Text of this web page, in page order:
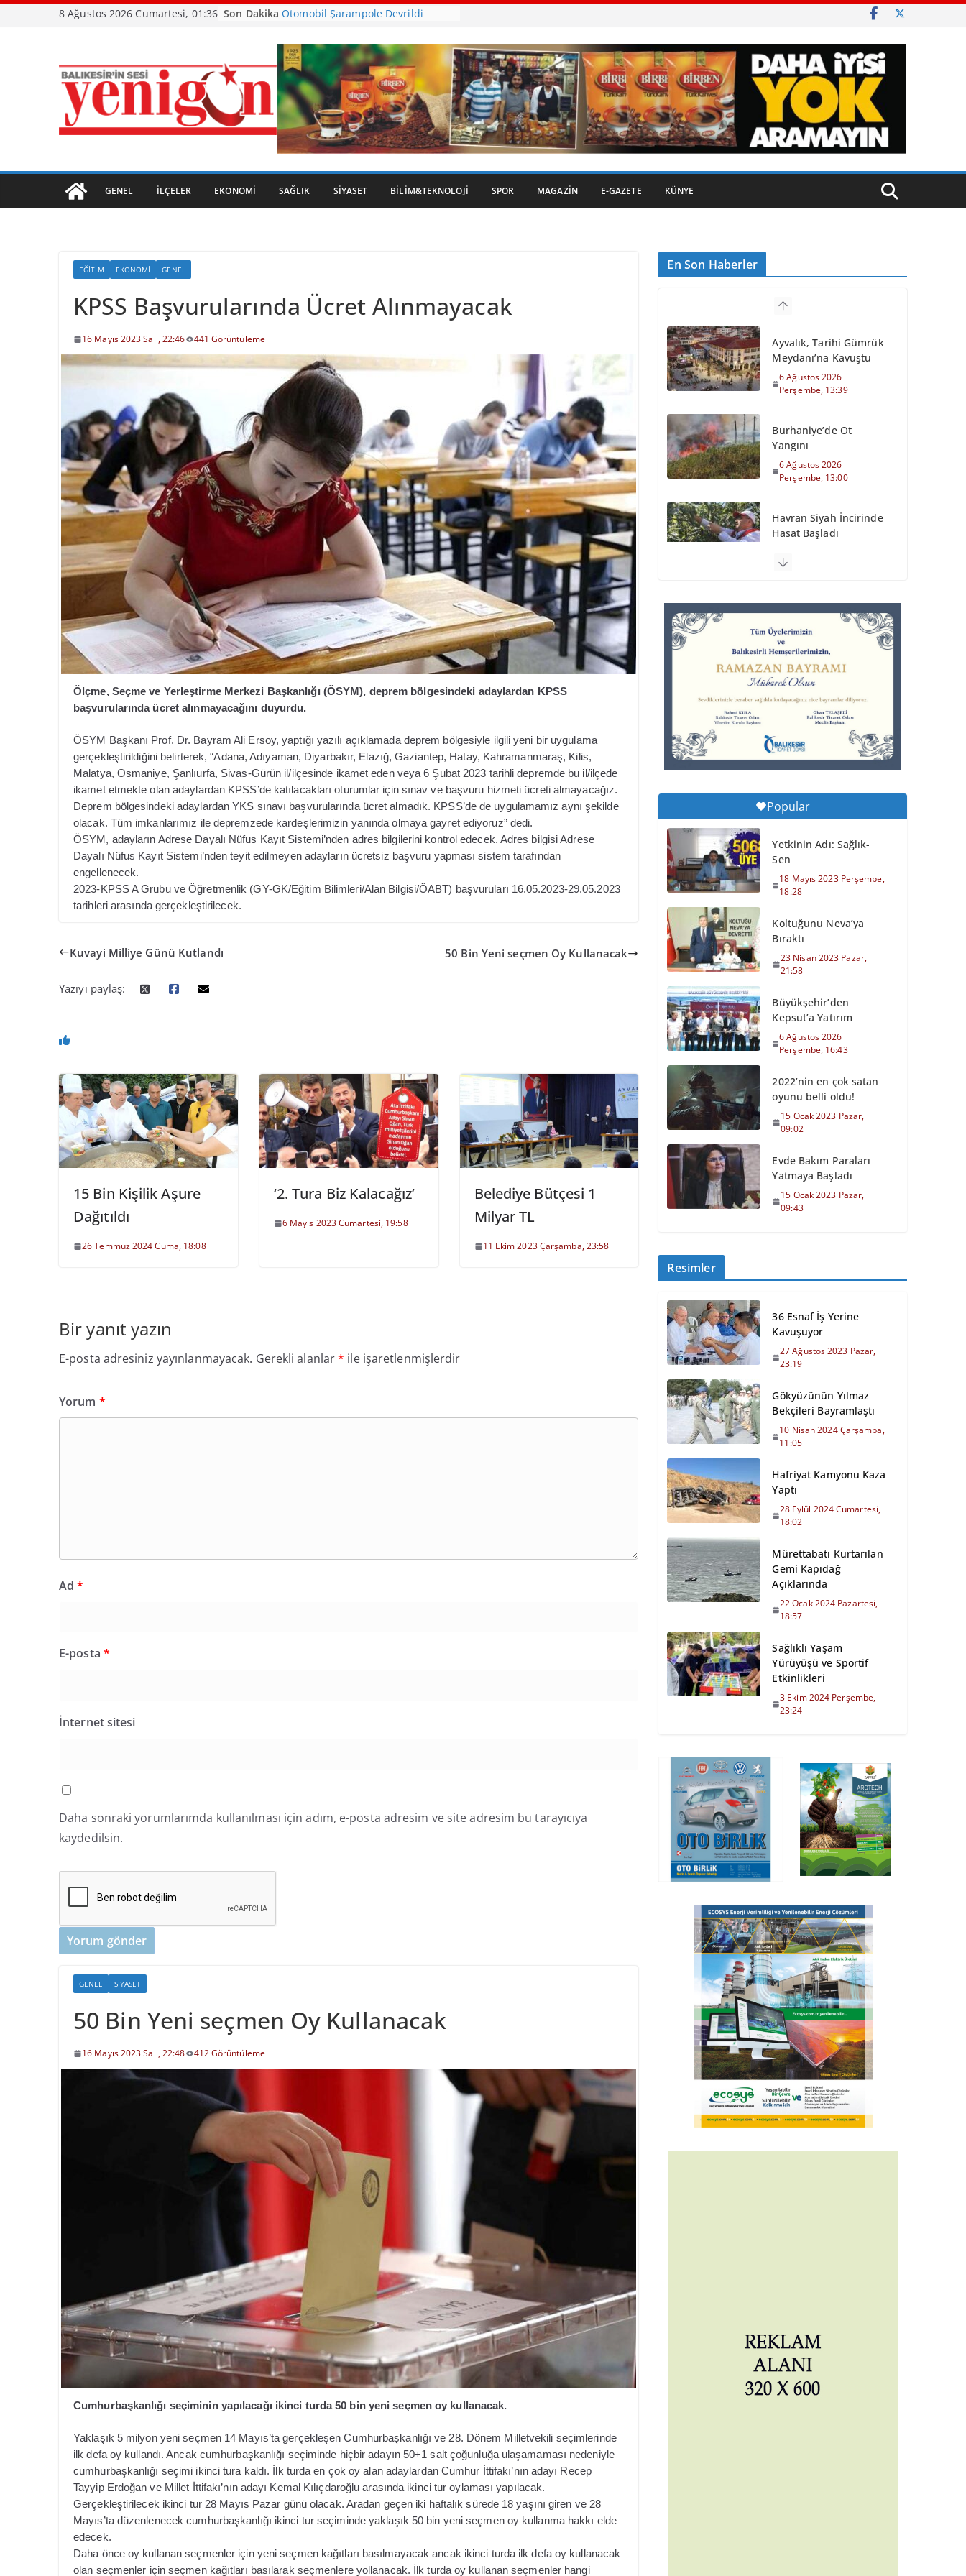
Skip
8 Ağustos 2026 Cumartesi, 01:36 Son Dakika Başladı
Büyükşehir’den Kepsut’a Yatırım
Ayvalık, Tarihi Gümrük Meydanı’na
Kavuştu
Burhaniye’de Ot Yangını
GENEL İLÇELER EKONOMI SAĞLIK SIYASET BILIM&TEKNOLOJI SPOR MAGAZIN E-GAZETE KÜNYE
EĞITIM EKONOMI GENEL
KPSS Başvurularında Ücret Alınmayacak
16 Mayıs 2023 Salı, 22:46 441 Görüntüleme
Ölçme, Seçme ve Yerleştirme Merkezi Başkanlığı (ÖSYM), deprem bölgesindeki adaylardan KPSS
başvurularında ücret alınmayacağını duyurdu.
ÖSYM Başkanı Prof. Dr. Bayram Ali Ersoy, yaptığı yazılı açıklamada deprem bölgesiyle ilgili yeni bir uygulama
gerçekleştirildiğini belirterek, “Adana, Adıyaman, Diyarbakır, Elazığ, Gaziantep, Hatay, Kahramanmaraş, Kilis,
Malatya, Osmaniye, Şanlıurfa, Sivas-Gürün il/ilçesinde ikamet eden veya 6 Şubat 2023 tarihli depremde bu il/ilçede
ikamet etmekte olan adaylardan KPSS’de katılacakları oturumlar için sınav ve başvuru hizmeti ücreti almayacağız.
Deprem bölgesindeki adaylardan YKS sınavı başvurularında ücret almadık. KPSS’de de uygulamamız aynı şekilde
olacak. Tüm imkanlarımız ile depremzede kardeşlerimizin yanında olmaya gayret ediyoruz” dedi.
ÖSYM, adayların Adrese Dayalı Nüfus Kayıt Sistemi’nden adres bilgilerini kontrol edecek. Adres bilgisi Adrese
Dayalı Nüfus Kayıt Sistemi’nden teyit edilmeyen adayların ücretsiz başvuru yapması sistem tarafından
engellenecek.
2023-KPSS A Grubu ve Öğretmenlik (GY-GK/Eğitim Bilimleri/Alan Bilgisi/ÖABT) başvuruları 16.05.2023-29.05.2023
tarihleri arasında gerçekleştirilecek.
Kuvayi Milliye Günü Kutlandı 50 Bin Yeni seçmen Oy Kullanacak
Yazıyı paylaş:
15 Bin Kişilik Aşure
Dağıtıldı
26 Temmuz 2024 Cuma, 18:08
‘2. Tura Biz Kalacağız’
6 Mayıs 2023 Cumartesi, 19:58
Belediye Bütçesi 1
Milyar TL
11 Ekim 2023 Çarşamba, 23:58
Bir yanıt yazın
E-posta adresiniz yayınlanmayacak. Gerekli alanlar* ile işaretlenmişlerdir
Yorum *
Ad*
E-posta *
İnternet sitesi
Daha sonraki yorumlarımda kullanılması için adım, e-posta adresim ve site adresim bu tarayıcıya
kaydedilsin.
GENEL SIYASET
50 Bin Yeni seçmen Oy Kullanacak
16 Mayıs 2023 Salı, 22:48 412 Görüntüleme
Cumhurbaşkanlığı seçiminin yapılacağı ikinci turda 50 bin yeni seçmen oy kullanacak.
Yaklaşık 5 milyon yeni seçmen 14 Mayıs’ta gerçekleşen Cumhurbaşkanlığı ve 28. Dönem Milletvekili seçimlerinde
ilk defa oy kullandı. Ancak cumhurbaşkanlığı seçiminde hiçbir adayın 50+1 salt çoğunluğa ulaşamaması nedeniyle
cumhurbaşkanlığı seçimi ikinci tura kaldı. İlk turda en çok oy alan adaylardan Cumhur İttifakı’nın adayı Recep
Tayyip Erdoğan ve Millet İttifakı’nın adayı Kemal Kılıçdaroğlu arasında ikinci tur oylaması yapılacak.
Gerçekleştirilecek ikinci tur 28 Mayıs Pazar günü olacak. Aradan geçen iki haftalık sürede 18 yaşını giren ve 28
Mayıs’ta düzenlenecek cumhurbaşkanlığı ikinci tur seçiminde yaklaşık 50 bin yeni seçmen oy kullanma hakkı elde
edecek.
Daha önce oy kullanan seçmenler için yeni seçmen kağıtları basılmayacak ancak ikinci turda ilk defa oy kullanacak
olan seçmenler için seçmen kağıtları basılarak seçmenlere yollanacak. İlk turda oy kullanan seçmenler hangi
En Son Haberler
Meydanı’na Kavuştu
6 Ağustos 2026
Yangını
6 Ağustos 2026
Hasat Başladı
6 Ağustos 2026
Devrildi
6 Ağustos 2026
Perşembe, 11:59
Balıkesirspor Sevdası
İçin Memleket Tek
Yürek
6 Ağustos 2026
Büyükşehir’den
Kepsut’a Yatırım
6 Ağustos 2026
Perşembe, 16:43
Popular
Yetkinin Adı: Sağlık-
Sen
18 Mayıs 2023 Perşembe,
18:28
Koltuğunu Neva’ya
Bıraktı
23 Nisan 2023 Pazar,
21:58
Büyükşehir’den
Kepsut’a Yatırım
6 Ağustos 2026
Perşembe, 16:43
2022’nin en çok satan
oyunu belli oldu!
15 Ocak 2023 Pazar,
09:02
Evde Bakım Paraları
Yatmaya Başladı
15 Ocak 2023 Pazar,
09:43
Resimler
36 Esnaf İş Yerine
Kavuşuyor
27 Ağustos 2023 Pazar,
23:19
Gökyüzünün Yılmaz
Bekçileri Bayramlaştı
10 Nisan 2024 Çarşamba,
11:05
Hafriyat Kamyonu Kaza
Yaptı
28 Eylül 2024 Cumartesi,
18:02
Mürettabatı Kurtarılan
Gemi Kapıdağ
Açıklarında
22 Ocak 2024 Pazartesi,
18:57
Sağlıklı Yaşam
Yürüyüşü ve Sportif
Etkinlikleri
3 Ekim 2024 Perşembe,
23:24